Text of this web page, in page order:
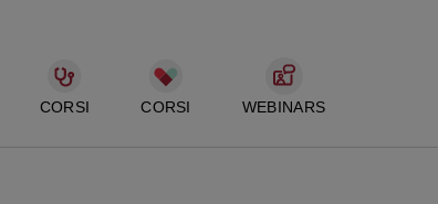
CORSI CORSI WEBINARS